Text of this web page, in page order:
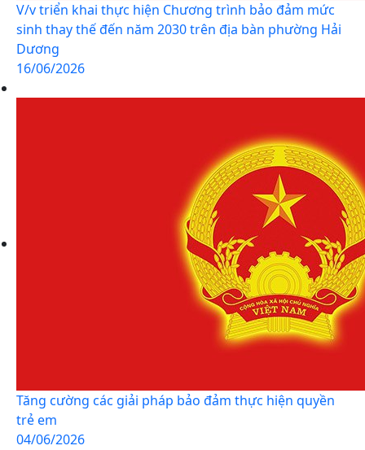
V/v triển khai thực hiện Chương trình bảo đảm mức
sinh thay thế đến năm 2030 trên địa bàn phường Hải
Dương
16/06/2026
Tăng cường các giải pháp bảo đảm thực hiện quyền
trẻ em
04/06/2026